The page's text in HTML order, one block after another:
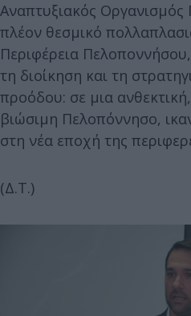
Αναπτυξιακός
πλέον θεσμικό
Περιφέρεια
τη διοίκηση και τη
προόδου: σε μια
βιώσιμη Πελοπόννησο,
στη νέα εποχή της
(Δ.Τ.)